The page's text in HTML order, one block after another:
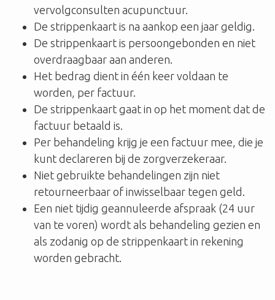
vervolgconsulten acupunctuur.
De strippenkaart is na aankop een jaar geldig.
De strippenkaart is persoongebonden en niet
overdraagbaar aan anderen.
Het bedrag dient in één keer voldaan te
worden, per factuur.
De strippenkaart gaat in op het moment dat de
factuur betaald is.
Per behandeling krijg je een factuur mee, die je
kunt declareren bij de zorgverzekeraar.
Niet gebruikte behandelingen zijn niet
retourneerbaar of inwisselbaar tegen geld.
Een niet tijdig geannuleerde afspraak (24 uur
van te voren) wordt als behandeling gezien en
als zodanig op de strippenkaart in rekening
worden gebracht.